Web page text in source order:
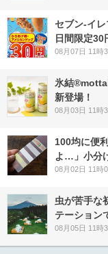
セブン‐イ
日間限定30
08月07日 11時
氷結
新登場！
08月03日 11時
100均に便
よ…」小分
08月02日 11時
虫が苦手な
テーション
08月05日 11時